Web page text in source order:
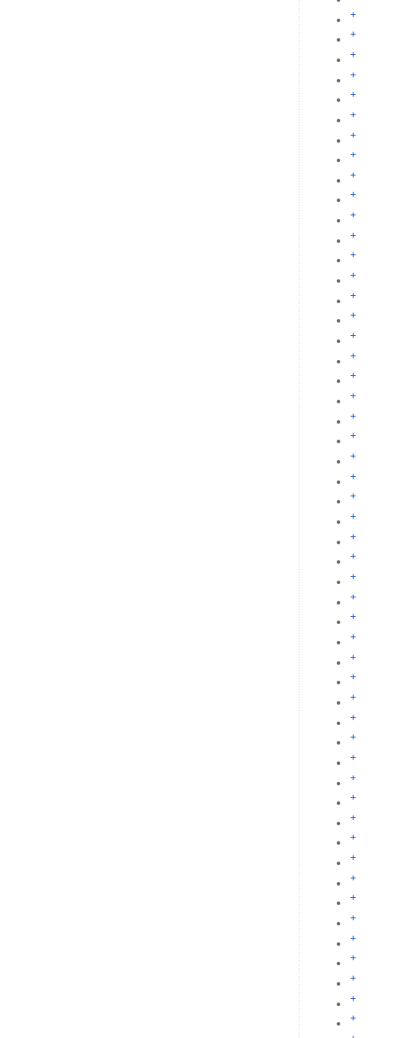
+
+
+
+
+
+
+
+
+
+
+
+
+
+
+
+
+
+
+
+
+
+
+
+
+
+
+
+
+
+
+
+
+
+
+
+
+
+
+
+
+
+
+
+
+
+
+
+
+
+
+